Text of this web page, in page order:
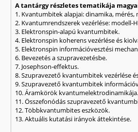
A tantárgy részletes tematikája
1. Kvantumbitek alapjai: dinamika,
2. Kvantumrendszerek vezérlése:
3. Elektronspin-alapú kvantumbitek.
4. Elektronspin koherens vezérlése és
5. Elektronspin információvesztési
6. Bevezetés a szupravezetésbe.
7. Josephson-effektus.
8. Szupravezető kvantumbitek vezérlése
9. Szupravezető kvantumbitek
10. Áramkörök kvantumelektrodinamikája.
11. Összefonódás szupravezető
12. Többkvantumbites eszközök.
13. Aktuális kutatási irányok áttekintése.